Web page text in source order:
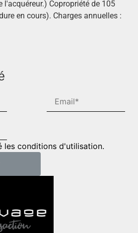
l'acquéreur.) Copropriété de 105
en cours). Charges annuelles :
les conditions d'utilisation.